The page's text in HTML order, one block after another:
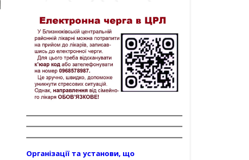
Організації та установи, що